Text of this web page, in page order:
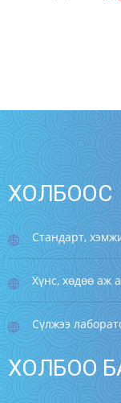
ХОЛБООС
Стандарт,
Хүнс, хөдөө аж
Сүлжээ
ХОЛБОО